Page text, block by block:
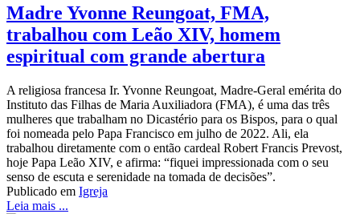
Madre Yvonne Reungoat, FMA,
trabalhou com Leão XIV, homem
espiritual com grande abertura
A religiosa francesa Ir. Yvonne Reungoat, Madre-Geral emérita do
Instituto das Filhas de Maria Auxiliadora (FMA), é uma das três
mulheres que trabalham no Dicastério para os Bispos, para o qual
foi nomeada pelo Papa Francisco em julho de 2022. Ali, ela
trabalhou diretamente com o então cardeal Robert Francis Prevost,
hoje Papa Leão XIV, e afirma: “fiquei impressionada com o seu
senso de escuta e serenidade na tomada de decisões”.
Publicado em Igreja
Leia mais ...